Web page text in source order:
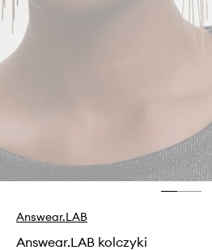
Answear.LAB
Answear.LAB kolczyki